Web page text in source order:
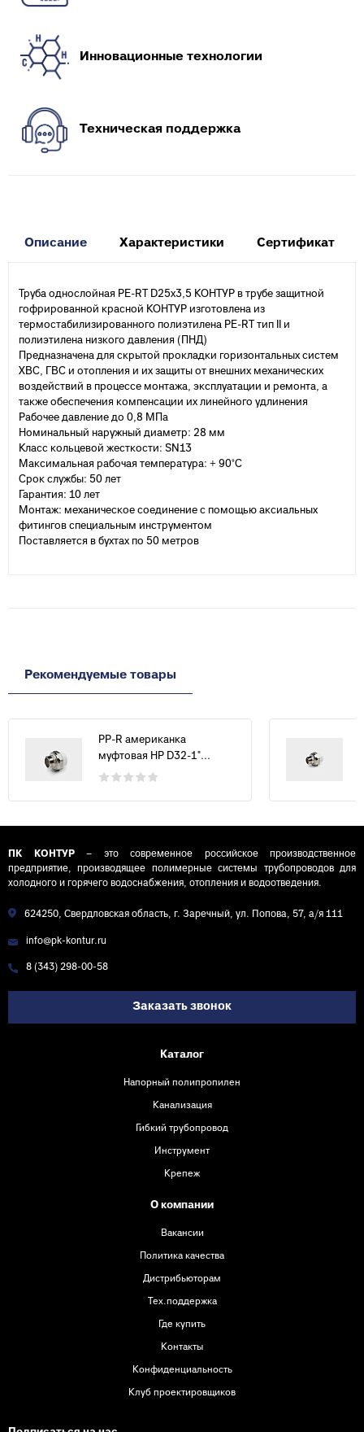
Инновационные технологии
Техническая поддержка
Описание Характеристики Сертификат
Труба однослойная PE-RT D25х3,5 КОНТУР в трубе защитной
гофрированной красной КОНТУР изготовлена из
термостабилизированного полиэтилена PE-RT тип II и
полиэтилена низкого давления (ПНД)
Предназначена для скрытой прокладки горизонтальных систем
ХВС, ГВС и отопления и их защиты от внешних механических
воздействий в процессе монтажа, эксплуатации и ремонта, а
также обеспечения компенсации их линейного удлинения
Рабочее давление до 0,8 МПа
Номинальный наружный диаметр: 28 мм
Класс кольцевой жесткости: SN13
Максимальная рабочая температура: + 90°С
Срок службы: 50 лет
Гарантия: 10 лет
Монтаж: механическое соединение с помощью аксиальных
фитингов специальным инструментом
Поставляется в бухтах по 50 метров
Рекомендуемые товары
PP-R американка
муфтовая НР D32-1"...
ПК КОНТУР– это современное российское производственное
предприятие, производящее полимерные системы трубопроводов для
холодного и горячего водоснабжения, отопления и водоотведения.
624250, Свердловская область, г. Заречный, ул. Попова, 57, а/я 111
info@pk-kontur.ru
8 (343) 298-00-58
Заказать звонок
Каталог
Напорный полипропилен
Канализация
Гибкий трубопровод
Инструмент
Крепеж
О компании
Вакансии
Политика качества
Дистрибьюторам
Тех.поддержка
Где купить
Контакты
Конфиденциальность
Клуб проектировщиков